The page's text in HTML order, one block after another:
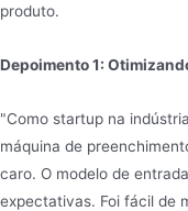
produto.
Depoimento 1:
"Como startup na
máquina de
caro. O modelo de
expectativas. Foi fácil de